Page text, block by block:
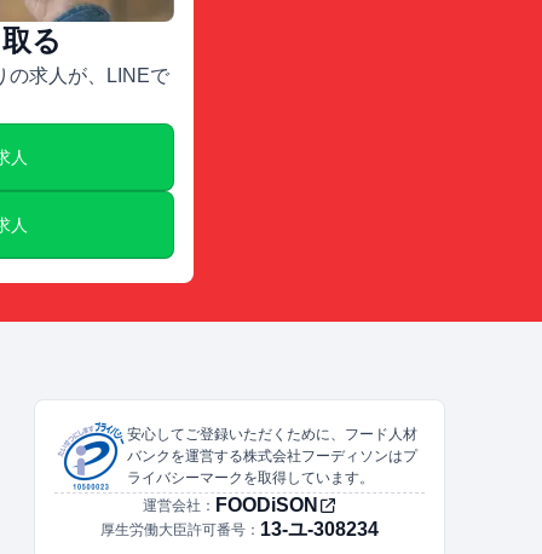
る
の求人が、LINEで
人
人
安心してご登録いただくために、フード人材
バンクを運営する株式会社フーディソンはプ
ライバシーマークを取得しています。
運営会社： FOODiSON
厚生労働大臣許可番号： 13-ユ-308234